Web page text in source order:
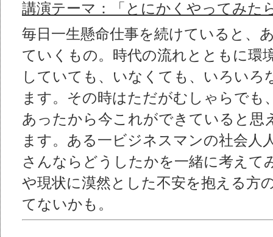
講演テーマ：「とにかくやってみた
毎日一生懸命仕事を続けていると、
ていくもの。時代の流れとともに環
していても、いなくても、いろいろ
ます。その時はただがむしゃらでも
あったから今これができていると思
ます。ある一ビジネスマンの社会人
さんならどうしたかを一緒に考えて
や現状に漠然とした不安を抱える方
てないかも。